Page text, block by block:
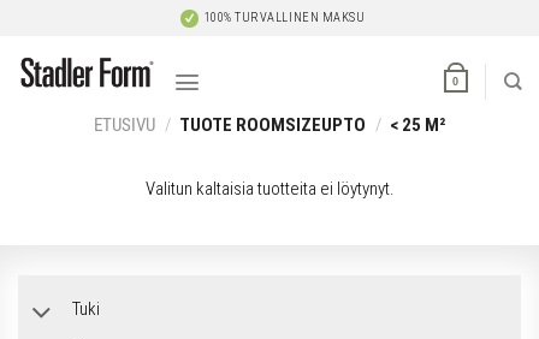
content
100% TURVALLINEN MAKSU
0
ETUSIVU / TUOTE ROOMSIZEUPTO / < 25 M²
Valitun kaltaisia tuotteita ei löytynyt.
Tuki